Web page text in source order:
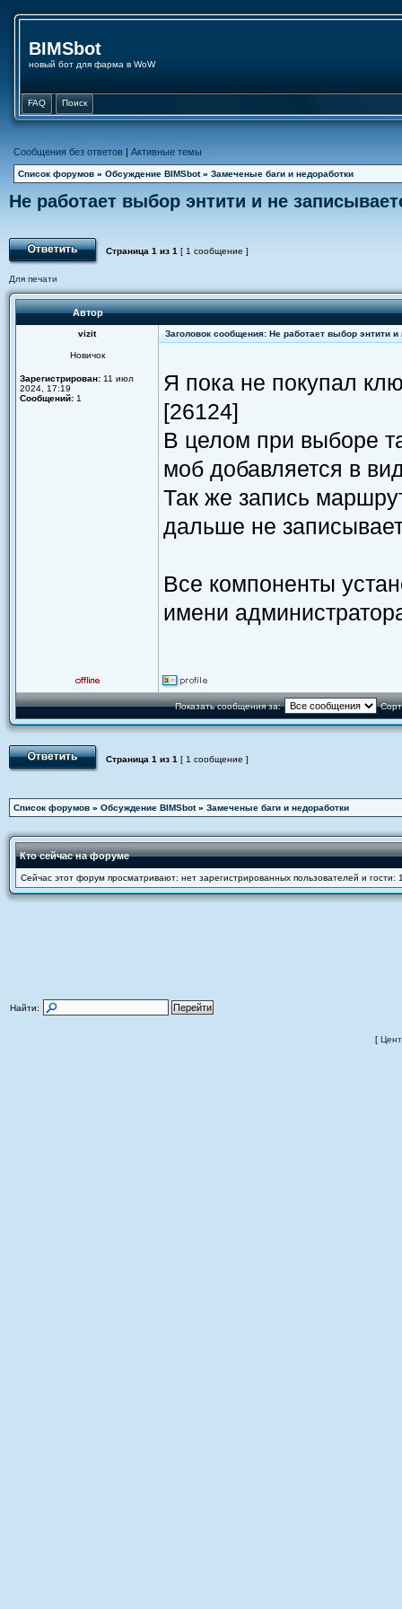
BIMSbot
новый бот для фарма в WoW
FAQ Поиск
Сообщения без ответов | Активные темы
Список форумов » Обсуждение BIMSbot» Замеченые баги и недоработки
Не работает выбор энтити и не
Страница 1 из 1 [ 1 сообщение ]
Для печати
Автор
vizit Заголовок сообщения: Не работает выбор энтити
Новичок
Зарегистрирован: 11 июл
2024, 17:19
Сообщений: 1
Я пока не покупал
[26124]
В целом при выборе
моб добавляется в
Так же запись
дальше не
Все компоненты
имени
Показать сообщения за:
Страница 1 из 1 [ 1 сообщение ]
Список форумов » Обсуждение BIMSbot» Замеченые баги и недоработки
Кто сейчас на форуме
Сейчас этот форум просматривают: нет зарегистрированных пользователей и гости:
Найти:
[